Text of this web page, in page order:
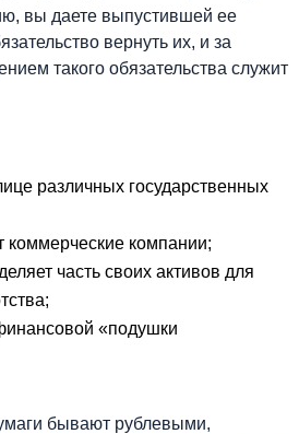
вы даете выпустившей ее
вернуть их, и за
такого обязательства служит
различных государственных
компании;
часть своих активов для
«подушки
бывают рублевыми,